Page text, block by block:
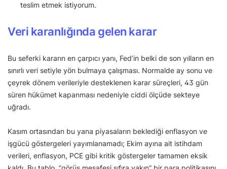
teslim etmek istiyorum.
Veri karanlığında gelen karar
Bu seferki kararın en çarpıcı yanı, Fed’in belki de son yılların en
sınırlı veri setiyle yön bulmaya çalışması. Normalde ay sonu ve
çeyrek dönem verileriyle desteklenen karar süreçleri, 43 gün
süren hükümet kapanması nedeniyle ciddi ölçüde sekteye
uğradı.
Kasım ortasından bu yana piyasaların beklediği enflasyon ve
işgücü göstergeleri yayımlanamadı; Ekim ayına ait istihdam
verileri, enflasyon, PCE gibi kritik göstergeler tamamen eksik